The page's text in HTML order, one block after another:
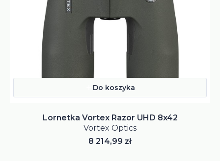
Do koszyka
Lornetka Vortex Razor UHD 8x42
Vortex Optics
Cena
8 214,99 zł